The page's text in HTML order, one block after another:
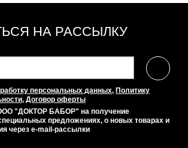
НА РАССЫЛКУ
персональных данных, Политику
, Договор оферты
"ДОКТОР БАБОР" на получение
предложениях, о новых товарах и
через e-mail-рассылки